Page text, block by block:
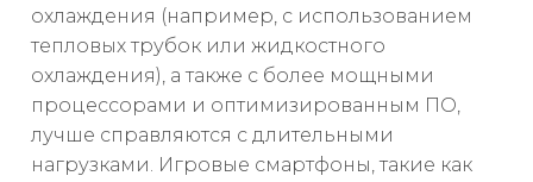
охлаждения (например, с использованием
тепловых трубок или жидкостного
охлаждения), а также с более мощными
процессорами и оптимизированным ПО,
лучше справляются с длительными
нагрузками. Игровые смартфоны, такие как